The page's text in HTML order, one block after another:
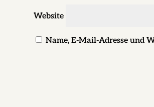
Website
Name, E-Mail-Adresse und